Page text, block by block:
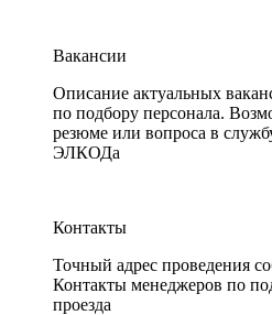
Вакансии
Описание актуальных
по подбору персонала.
резюме или вопроса в
ЭЛКОДа
Контакты
Точный адрес проведения
Контакты менеджеров по
проезда